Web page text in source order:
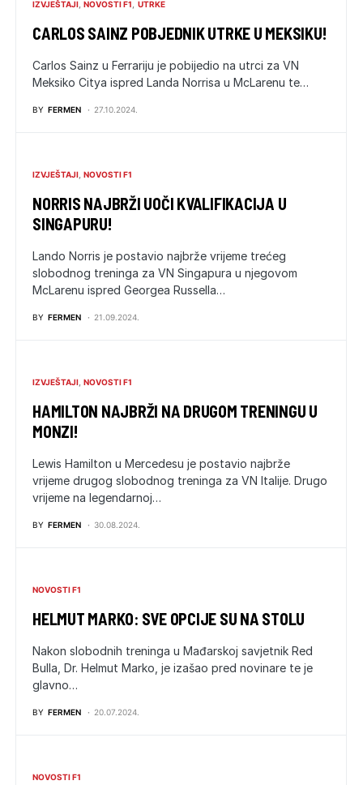
IZVJEŠTAJI NOVOSTI F1 UTRKE
CARLOS SAINZ POBJEDNIK UTRKE U MEKSIKU!
Carlos Sainz u Ferrariju je pobijedio na utrci za VN
Meksiko Citya ispred Landa Norrisa u McLarenu te…
BY FERMEN 27.10.2024.
IZVJEŠTAJI NOVOSTI F1
NORRIS NAJBRŽI UOČI KVALIFIKACIJA U
SINGAPURU!
Lando Norris je postavio najbrže vrijeme trećeg
slobodnog treninga za VN Singapura u njegovom
McLarenu ispred Georgea Russella…
BY FERMEN 21.09.2024.
IZVJEŠTAJI NOVOSTI F1
HAMILTON NAJBRŽI NA DRUGOM TRENINGU U
MONZI!
Lewis Hamilton u Mercedesu je postavio najbrže
vrijeme drugog slobodnog treninga za VN Italije. Drugo
vrijeme na legendarnoj…
BY FERMEN 30.08.2024.
NOVOSTI F1
HELMUT MARKO: SVE OPCIJE SU NA STOLU
Nakon slobodnih treninga u Mađarskoj savjetnik Red
Bulla, Dr. Helmut Marko, je izašao pred novinare te je
glavno…
BY FERMEN 20.07.2024.
NOVOSTI F1